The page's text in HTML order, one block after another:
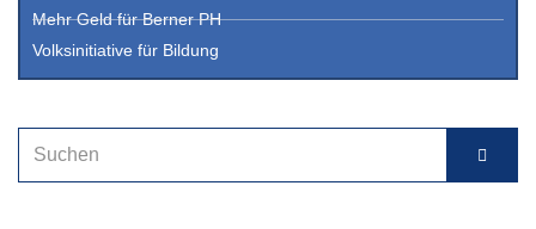
Mehr Geld für Berner PH
Volksinitiative für Bildung